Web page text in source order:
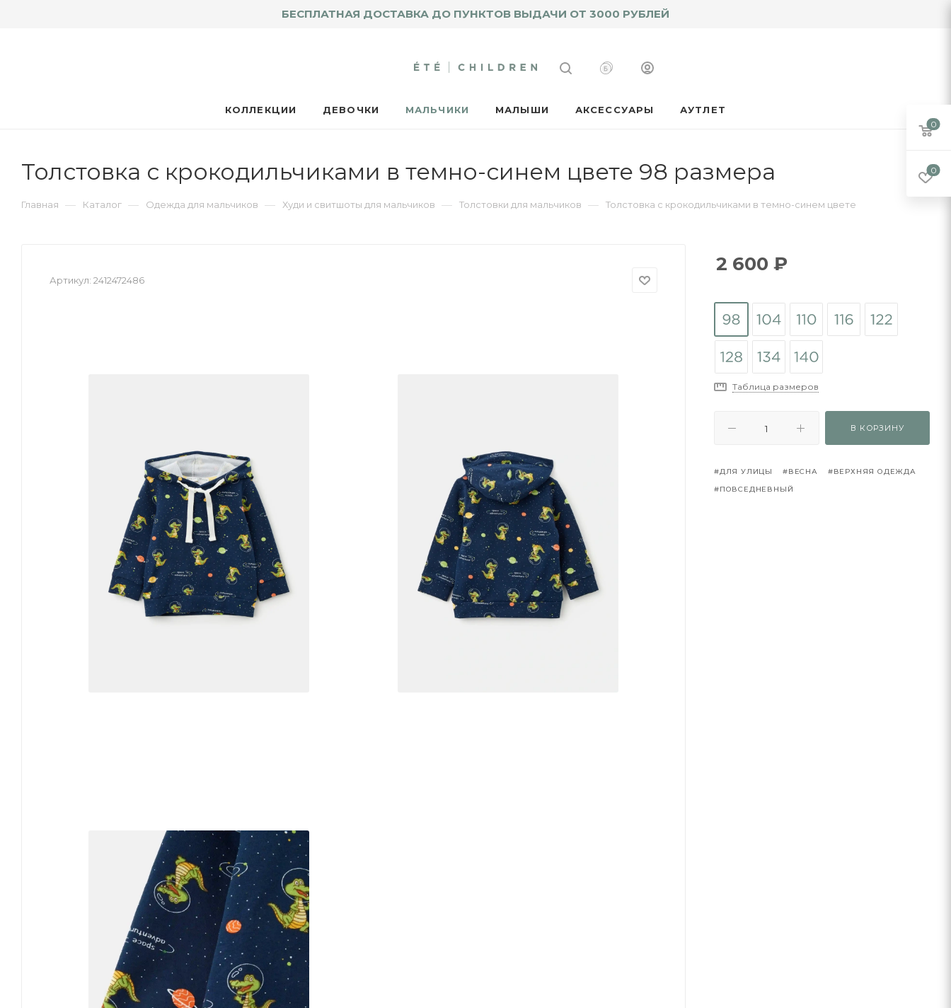
БЕСПЛАТНАЯ ДОСТАВКА ДО ПУНКТОВ ВЫДАЧИ ОТ 3000 РУБЛЕЙ
КОЛЛЕКЦИИ ДЕВОЧКИ МАЛЬЧИКИ МАЛЫШИ АКСЕССУАРЫ АУТЛЕТ
Толстовка с крокодильчиками в темно-синем цвете 98 размера
Главная — Каталог — Одежда для мальчиков — Худи и свитшоты для мальчиков — Толстовки для мальчиков — Толстовка с крокодильчиками в темно-синем цвете
Артикул: 2412472486
2 600 ₽
Таблица размеров
В КОРЗИНУ
#ДЛЯ УЛИЦЫ #ВЕСНА
#ВЕРХНЯЯ ОДЕЖДА
#ПОВСЕДНЕВНЫЙ
0
0